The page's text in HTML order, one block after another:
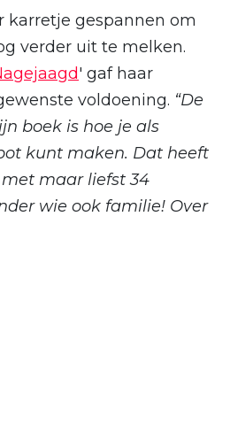
karretje gespannen om
verder uit te melken.
' gaf haar
voldoening. “De
boek is hoe je als
kunt maken. Dat heeft
maar liefst 34
wie ook familie! Over